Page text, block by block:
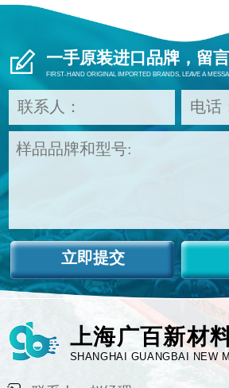
一手原装进口品牌，留
FIRST-HAND ORIGINAL IMPORTED BRANDS, LEAVE A
上海广百新材
SHANGHAI GUANGBAI NEW